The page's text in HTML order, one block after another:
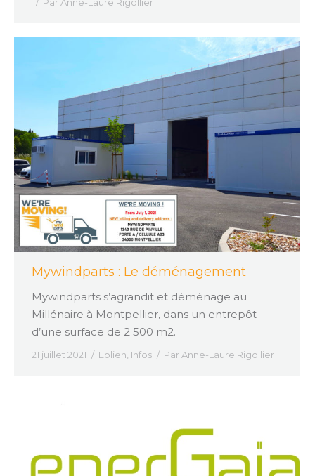
ParAnne-Laure Rigollier
Mywindparts : Le déménagement
Mywindparts s’agrandit et déménage au
Millénaire à Montpellier, dans un entrepôt
d’une surface de 2 500 m2.
21 juillet 2021 Eolien Infos Par Anne-Laure Rigollier